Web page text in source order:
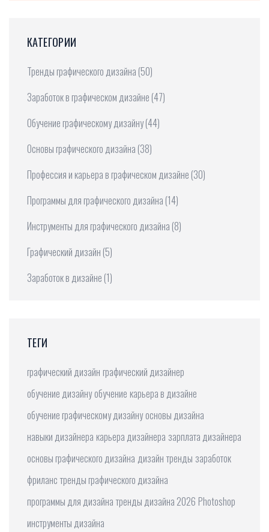
КАТЕГОРИИ
Тренды графического дизайна (50)
Заработок в графическом дизайне (47)
Обучение графическому дизайну(44)
Основы графического дизайна (38)
Профессия и карьера в графическом дизайне (30)
Программы для графического дизайна (14)
Инструменты для графического дизайна (8)
Графический дизайн (5)
Заработок в дизайне (1)
ТЕГИ
графический дизайн графический дизайнер
обучение дизайну обучение карьера в дизайне
обучение графическому дизайну основы дизайна
навыки дизайнера карьера дизайнера зарплата дизайнера
основы графического дизайна дизайн тренды заработок
фриланс тренды графического дизайна
программы для дизайна тренды дизайна 2026 Photoshop
инструменты дизайна